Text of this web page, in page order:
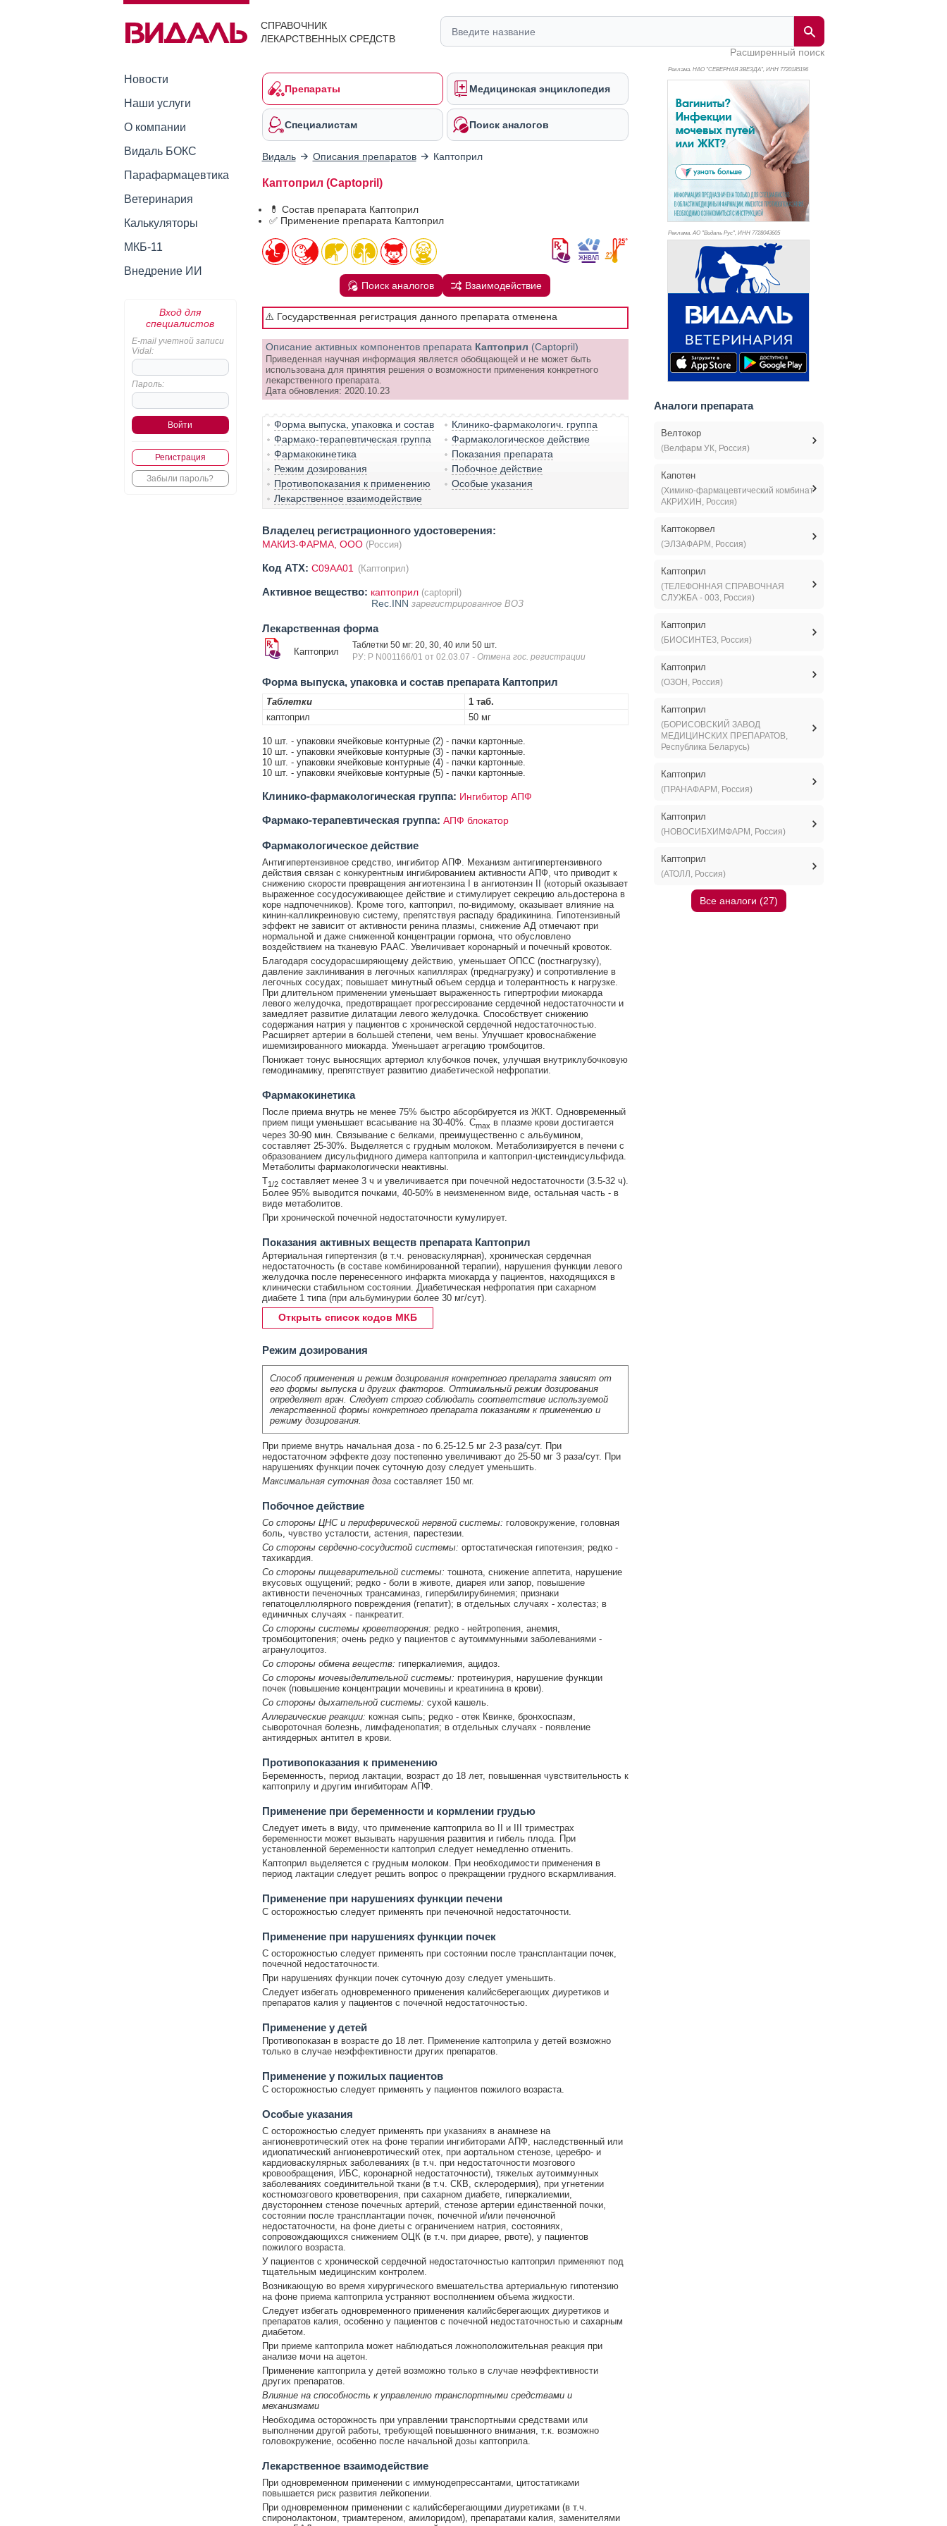
СПРАВОЧНИК
ЛЕКАРСТВЕННЫХ СРЕДСТВ
Расширенный поиск
Новости
Наши услуги
О компании
Видаль БОКС
Парафармацевтика
Ветеринария
Калькуляторы
МКБ-11
Внедрение ИИ
Вход для
специалистов
E-mail учетной записи
Vidal:
Пароль:
Регистрация
Забыли пароль?
Препараты Медицинская энциклопедия
Специалистам Поиск аналогов
Видаль Описания препаратов Каптоприл
Каптоприл (Captopril)
💊 Состав препарата Каптоприл
✅ Применение препарата Каптоприл
Поиск аналогов Взаимодействие
⚠️ Государственная регистрация данного препарата отменена
Описание активных компонентов препарата Каптоприл (Captopril)
Приведенная научная информация является обобщающей и не может быть
использована для принятия решения о возможности применения конкретного
лекарственного препарата.
Дата обновления: 2020.10.23
Форма выпуска, упаковка и состав
Клинико-фармакологич. группа
Фармако-терапевтическая группа
Фармакологическое действие
Фармакокинетика
Показания препарата
Режим дозирования
Побочное действие
Противопоказания к применению
Особые указания
Лекарственное взаимодействие
Владелец регистрационного удостоверения:
МАКИЗ-ФАРМА, ООО (Россия)
Код ATX: C09AA01 (Каптоприл)
Активное вещество: каптоприл (captopril)
Rec.INN зарегистрированное ВОЗ
Лекарственная форма
Каптоприл
Таблетки 50 мг: 20, 30, 40 или 50 шт.
РУ: Р N001166/01 от 02.03.07 - Отмена гос. регистрации
Форма выпуска, упаковка и состав препарата Каптоприл
Таблетки
1 таб.
каптоприл
50 мг
10 шт. - упаковки ячейковые контурные (2) - пачки картонные.
10 шт. - упаковки ячейковые контурные (3) - пачки картонные.
10 шт. - упаковки ячейковые контурные (4) - пачки картонные.
10 шт. - упаковки ячейковые контурные (5) - пачки картонные.
Клинико-фармакологическая группа: Ингибитор АПФ
Фармако-терапевтическая группа: АПФ блокатор
Фармакологическое действие
Антигипертензивное средство, ингибитор АПФ. Механизм антигипертензивного
действия связан с конкурентным ингибированием активности АПФ, что приводит к
снижению скорости превращения ангиотензина I в ангиотензин II (который оказывает
выраженное сосудосуживающее действие и стимулирует секрецию альдостерона в
коре надпочечников). Кроме того, каптоприл, по-видимому, оказывает влияние на
кинин-калликреиновую систему, препятствуя распаду брадикинина. Гипотензивный
эффект не зависит от активности ренина плазмы, снижение АД отмечают при
нормальной и даже сниженной концентрации гормона, что обусловлено
воздействием на тканевую РААС. Увеличивает коронарный и почечный кровоток.
Благодаря сосудорасширяющему действию, уменьшает ОПСС (постнагрузку),
давление заклинивания в легочных капиллярах (преднагрузку) и сопротивление в
легочных сосудах; повышает минутный объем сердца и толерантность к нагрузке.
При длительном применении уменьшает выраженность гипертрофии миокарда
левого желудочка, предотвращает прогрессирование сердечной недостаточности и
замедляет развитие дилатации левого желудочка. Способствует снижению
содержания натрия у пациентов с хронической сердечной недостаточностью.
Расширяет артерии в большей степени, чем вены. Улучшает кровоснабжение
ишемизированного миокарда. Уменьшает агрегацию тромбоцитов.
Понижает тонус выносящих артериол клубочков почек, улучшая внутриклубочковую
гемодинамику, препятствует развитию диабетической нефропатии.
Фармакокинетика
После приема внутрь не менее 75% быстро абсорбируется из ЖКТ. Одновременный
прием пищи уменьшает всасывание на 30-40%. Cmax в плазме крови достигается
через 30-90 мин. Связывание с белками, преимущественно с альбумином,
составляет 25-30%. Выделяется с грудным молоком. Метаболизируется в печени с
образованием дисульфидного димера каптоприла и каптоприл-цистеиндисульфида.
Метаболиты фармакологически неактивны.
T1/2составляет менее 3 ч и увеличивается при почечной недостаточности (3.5-32 ч).
Более 95% выводится почками, 40-50% в неизмененном виде, остальная часть - в
виде метаболитов.
При хронической почечной недостаточности кумулирует.
Показания активных веществ препарата Каптоприл
Артериальная гипертензия (в т.ч. реноваскулярная), хроническая сердечная
недостаточность (в составе комбинированной терапии), нарушения функции левого
желудочка после перенесенного инфаркта миокарда у пациентов, находящихся в
клинически стабильном состоянии. Диабетическая нефропатия при сахарном
диабете 1 типа (при альбуминурии более 30 мг/сут).
Открыть список кодов МКБ
Режим дозирования
Способ применения и режим дозирования конкретного препарата зависят от
его формы выпуска и других факторов. Оптимальный режим дозирования
определяет врач. Следует строго соблюдать соответствие используемой
лекарственной формы конкретного препарата показаниям к применению и
режиму дозирования.
При приеме внутрь начальная доза - по 6.25-12.5 мг 2-3 раза/сут. При
недостаточном эффекте дозу постепенно увеличивают до 25-50 мг 3 раза/сут. При
нарушениях функции почек суточную дозу следует уменьшить.
Максимальная суточная доза составляет 150 мг.
Побочное действие
Со стороны ЦНС и периферической нервной системы: головокружение, головная
боль, чувство усталости, астения, парестезии.
Со стороны сердечно-сосудистой системы: ортостатическая гипотензия; редко -
тахикардия.
Со стороны пищеварительной системы: тошнота, снижение аппетита, нарушение
вкусовых ощущений; редко - боли в животе, диарея или запор, повышение
активности печеночных трансаминаз, гипербилирубинемия; признаки
гепатоцеллюлярного повреждения (гепатит); в отдельных случаях - холестаз; в
единичных случаях - панкреатит.
Со стороны системы кроветворения: редко - нейтропения, анемия,
тромбоцитопения; очень редко у пациентов с аутоиммунными заболеваниями -
агранулоцитоз.
Со стороны обмена веществ: гиперкалиемия, ацидоз.
Со стороны мочевыделительной системы: протеинурия, нарушение функции
почек (повышение концентрации мочевины и креатинина в крови).
Со стороны дыхательной системы: сухой кашель.
Аллергические реакции: кожная сыпь; редко - отек Квинке, бронхоспазм,
сывороточная болезнь, лимфаденопатия; в отдельных случаях - появление
антиядерных антител в крови.
Противопоказания к применению
Беременность, период лактации, возраст до 18 лет, повышенная чувствительность к
каптоприлу и другим ингибиторам АПФ.
Применение при беременности и кормлении грудью
Следует иметь в виду, что применение каптоприла во II и III триместрах
беременности может вызывать нарушения развития и гибель плода. При
установленной беременности каптоприл следует немедленно отменить.
Каптоприл выделяется с грудным молоком. При необходимости применения в
период лактации следует решить вопрос о прекращении грудного вскармливания.
Применение при нарушениях функции печени
С осторожностью следует применять при печеночной недостаточности.
Применение при нарушениях функции почек
С осторожностью следует применять при состоянии после трансплантации почек,
почечной недостаточности.
При нарушениях функции почек суточную дозу следует уменьшить.
Следует избегать одновременного применения калийсберегающих диуретиков и
препаратов калия у пациентов с почечной недостаточностью.
Применение у детей
Противопоказан в возрасте до 18 лет. Применение каптоприла у детей возможно
только в случае неэффективности других препаратов.
Применение у пожилых пациентов
С осторожностью следует применять у пациентов пожилого возраста.
Особые указания
C осторожностью следует применять при указаниях в анамнезе на
ангионевротический отек на фоне терапии ингибиторами АПФ, наследственный или
идиопатический ангионевротический отек, при аортальном стенозе, церебро- и
кардиоваскулярных заболеваниях (в т.ч. при недостаточности мозгового
кровообращения, ИБС, коронарной недостаточности), тяжелых аутоиммунных
заболеваниях соединительной ткани (в т.ч. СКВ, склеродермия), при угнетении
костномозгового кроветворения, при сахарном диабете, гиперкалиемии,
двустороннем стенозе почечных артерий, стенозе артерии единственной почки,
состоянии после трансплантации почек, почечной и/или печеночной
недостаточности, на фоне диеты с ограничением натрия, состояниях,
сопровождающихся снижением ОЦК (в т.ч. при диарее, рвоте), у пациентов
пожилого возраста.
У пациентов с хронической сердечной недостаточностью каптоприл применяют под
тщательным медицинским контролем.
Возникающую во время хирургического вмешательства артериальную гипотензию
на фоне приема каптоприла устраняют восполнением объема жидкости.
Следует избегать одновременного применения калийсберегающих диуретиков и
препаратов калия, особенно у пациентов с почечной недостаточностью и сахарным
диабетом.
При приеме каптоприла может наблюдаться ложноположительная реакция при
анализе мочи на ацетон.
Применение каптоприла у детей возможно только в случае неэффективности
других препаратов.
Влияние на способность к управлению транспортными средствами и
механизмами
Необходима осторожность при управлении транспортными средствами или
выполнении другой работы, требующей повышенного внимания, т.к. возможно
головокружение, особенно после начальной дозы каптоприла.
Лекарственное взаимодействие
При одновременном применении с иммунодепрессантами, цитостатиками
повышается риск развития лейкопении.
При одновременном применении с калийсберегающими диуретиками (в т.ч.
спиронолактоном, триамтереном, амилоридом), препаратами калия, заменителями
Реклама. НАО "СЕВЕРНАЯ ЗВЕЗДА", ИНН 7720185196
Реклама. АО "Видаль Рус", ИНН 7728043605
Аналоги препарата
Велтокор
(Велфарм УК, Россия)
Капотен
(Химико-фармацевтический комбинат
АКРИХИН, Россия)
Каптокорвел
(ЭЛЗАФАРМ, Россия)
Каптоприл
(ТЕЛЕФОННАЯ СПРАВОЧНАЯ
СЛУЖБА - 003, Россия)
Каптоприл
(БИОСИНТЕЗ, Россия)
Каптоприл
(ОЗОН, Россия)
Каптоприл
(БОРИСОВСКИЙ ЗАВОД
МЕДИЦИНСКИХ ПРЕПАРАТОВ,
Республика Беларусь)
Каптоприл
(ПРАНАФАРМ, Россия)
Каптоприл
(НОВОСИБХИМФАРМ, Россия)
Каптоприл
(АТОЛЛ, Россия)
Все аналоги (27)